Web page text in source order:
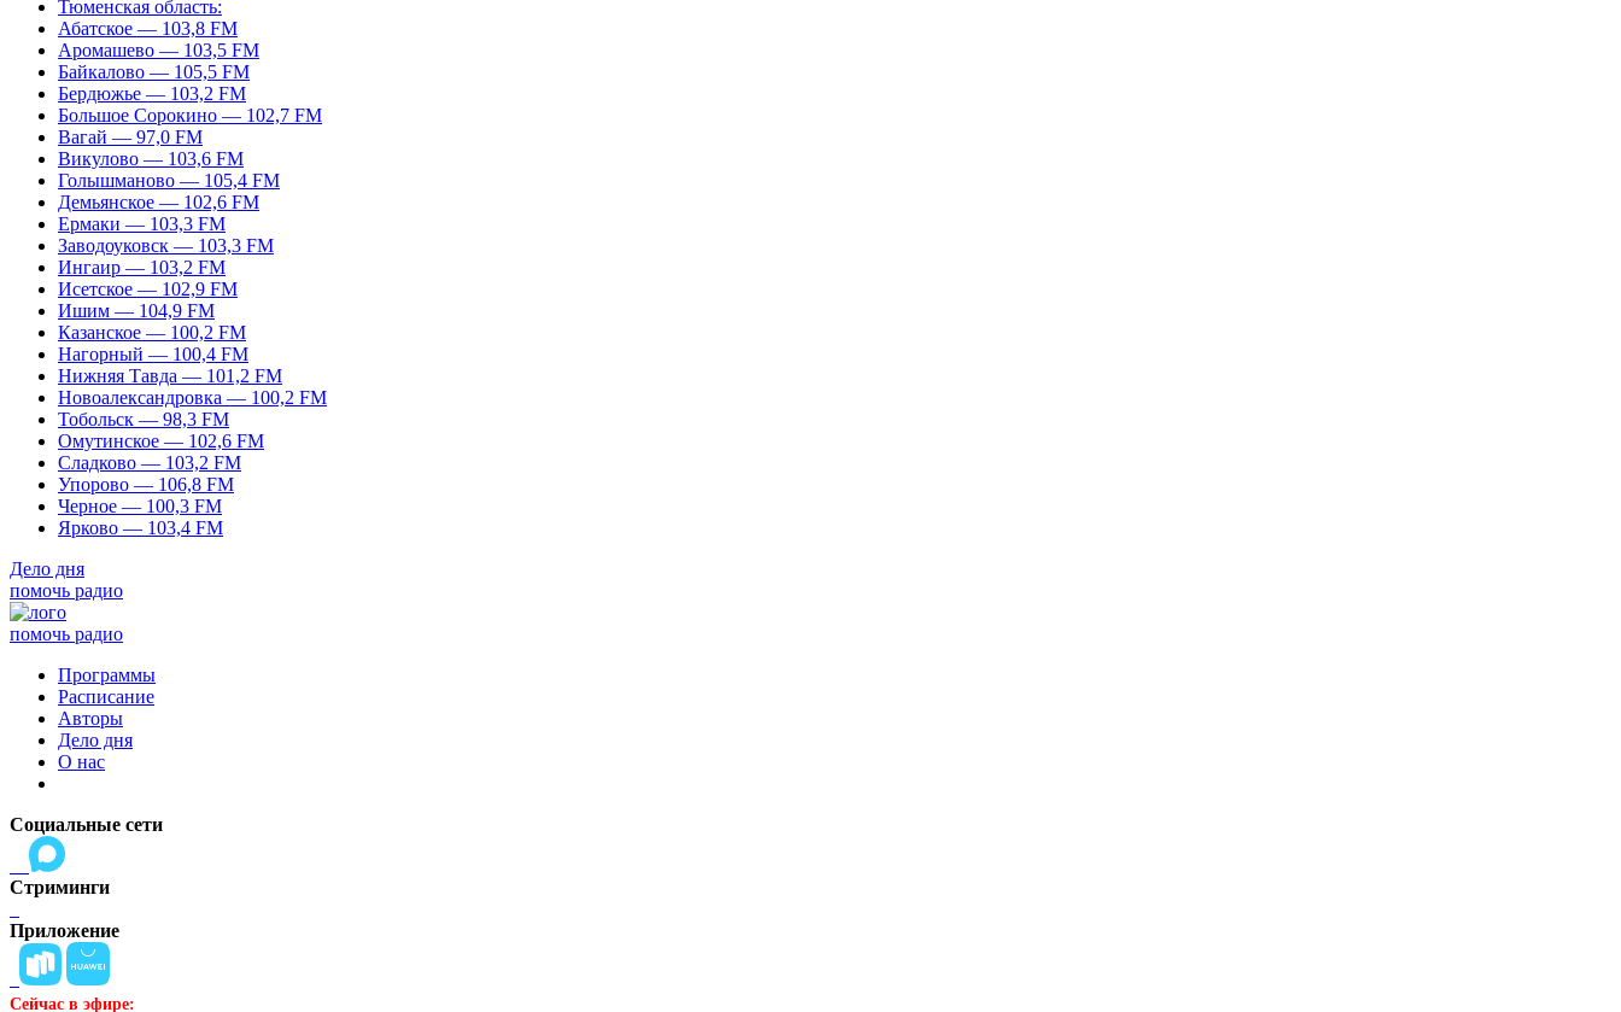
Тюменская область:
Абатское — 103,8 FM
Аромашево — 103,5 FM
Байкалово — 105,5 FM
Бердюжье — 103,2 FM
Большое Сорокино — 102,7 FM
Вагай — 97,0 FM
Викулово — 103,6 FM
Голышманово — 105,4 FM
Демьянское — 102,6 FM
Ермаки — 103,3 FM
Заводоуковск — 103,3 FM
Ингаир — 103,2 FM
Исетское — 102,9 FM
Ишим — 104,9 FM
Казанское — 100,2 FM
Нагорный — 100,4 FM
Нижняя Тавда — 101,2 FM
Новоалександровка — 100,2 FM
Тобольск — 98,3 FM
Омутинское — 102,6 FM
Сладково — 103,2 FM
Упорово — 106,8 FM
Черное — 100,3 FM
Ярково — 103,4 FM
Дело дня
помочь радио
помочь радио
Программы
Расписание
Авторы
Дело дня
О нас
Социальные сети
Стриминги
Приложение
Сейчас в эфире: